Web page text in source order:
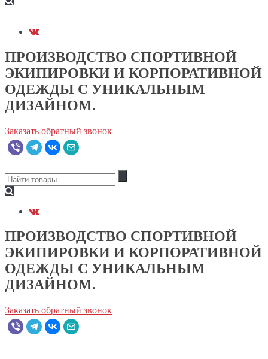
ПРОИЗВОДСТВО СПОРТИВНОЙ
ЭКИПИРОВКИ И КОРПОРАТИВНОЙ
ОДЕЖДЫ С УНИКАЛЬНЫМ
ДИЗАЙНОМ.
Заказать обратный звонок
ПРОИЗВОДСТВО СПОРТИВНОЙ
ЭКИПИРОВКИ И КОРПОРАТИВНОЙ
ОДЕЖДЫ С УНИКАЛЬНЫМ
ДИЗАЙНОМ.
Заказать обратный звонок